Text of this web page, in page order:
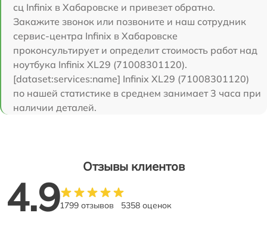
сц Infinix в Хабаровске и привезет обратно.
Закажите звонок или позвоните и наш сотрудник
сервис-центра Infinix в Хабаровске
проконсультирует и определит стоимость работ над
ноутбука Infinix XL29 (71008301120).
[dataset:services:name] Infinix XL29 (71008301120)
по нашей статистике в среднем занимает 3 часа при
наличии деталей.
Отзывы клиентов
4.91799 отзывов 5358 оценок